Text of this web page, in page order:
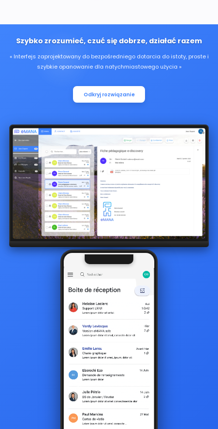
Szybko zrozumieć, czuć się dobrze, działać razem
Interfejs zaprojektowany do bezpośredniego dotarcia do istoty, proste i
szybkie opanowanie dla natychmiastowego użycia
Odkryj rozwiązanie